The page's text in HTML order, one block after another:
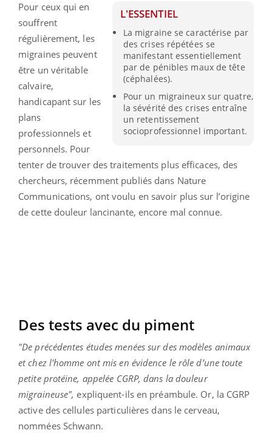
L'ESSENTIEL
La migraine se caractérise par
des crises répétées se
manifestant essentiellement
par de pénibles maux de tête
(céphalées).
Pour un migraineux sur quatre,
la sévérité des crises entraîne
un retentissement
socioprofessionnel important.
Pour ceux qui en
souffrent
régulièrement, les
migraines peuvent
être un véritable
calvaire,
handicapant sur les
plans
professionnels et
personnels. Pour
tenter de trouver des traitements plus efficaces, des
chercheurs, récemment publiés dans Nature
Communications, ont voulu en savoir plus sur l’origine
de cette douleur lancinante, encore mal connue.
Des tests avec du piment
"De précédentes études menées sur des modèles animaux
et chez l'homme ont mis en évidence le rôle d’une toute
petite protéine, appelée CGRP, dans la douleur
migraineuse", expliquent-ils en préambule. Or, la CGRP
active des cellules particulières dans le cerveau,
nommées Schwann.